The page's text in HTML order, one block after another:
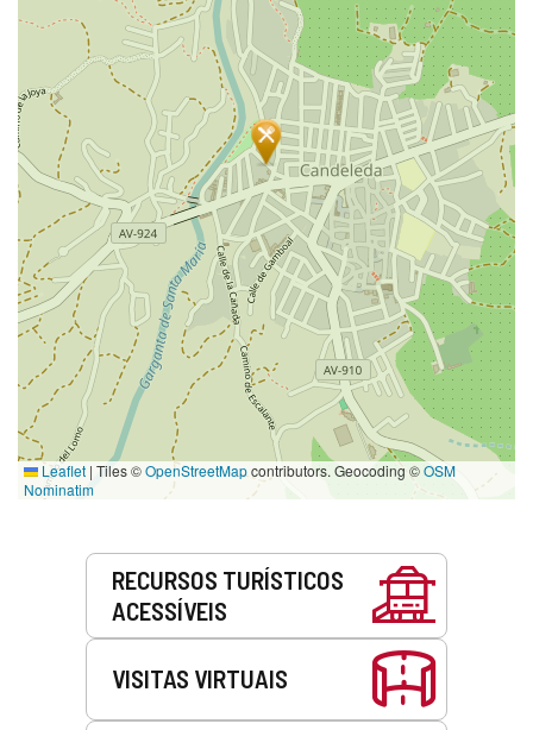
Leaflet | Tiles ©OpenStreetMapcontributors. Geocoding ©OSM
Nominatim
RECURSOS TURÍSTICOS
ACESSÍVEIS
VISITAS VIRTUAIS